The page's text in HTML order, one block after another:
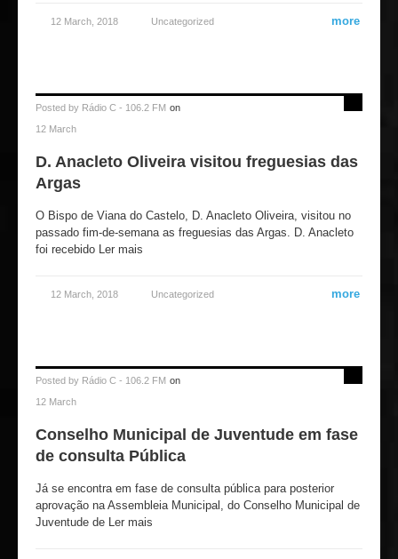
12 March, 2018 Uncategorized more
Posted by Rádio C - 106.2 FM on
12 March
D. Anacleto Oliveira visitou freguesias das
Argas
O Bispo de Viana do Castelo, D. Anacleto Oliveira, visitou no
passado fim-de-semana as freguesias das Argas. D. Anacleto
foi recebido Ler mais
12 March, 2018 Uncategorized more
Posted by Rádio C - 106.2 FM on
12 March
Conselho Municipal de Juventude em fase
de consulta Pública
Já se encontra em fase de consulta pública para posterior
aprovação na Assembleia Municipal, do Conselho Municipal de
Juventude de Ler mais